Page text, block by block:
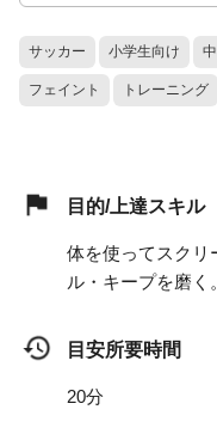
サッカー 小学生向け
フェイント トレーニング
目的/上達スキル
体を使ってスクリ
ル・キープを磨く。
目安所要時間
20分